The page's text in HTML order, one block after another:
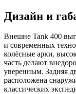
Дизайн и
Внешне Tank 400
и современных
колёсные арки,
часть делают
уверенным. Задняя
расположена
классических